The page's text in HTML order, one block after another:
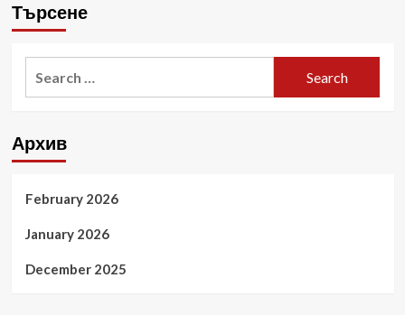
Търсене
Архив
February 2026
January 2026
December 2025